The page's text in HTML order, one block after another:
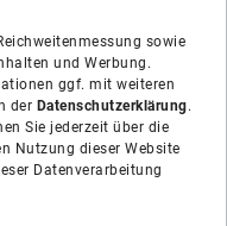
sowie
und Werbung.
ggf. mit weiteren
der Datenschutzerklärung.
Sie jederzeit über die
Nutzung dieser Website
Datenverarbeitung